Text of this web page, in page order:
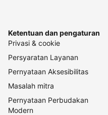
Ketentuan dan pengaturan
Privasi & cookie
Persyaratan Layanan
Pernyataan Aksesibilitas
Masalah mitra
Pernyataan Perbudakan
Modern